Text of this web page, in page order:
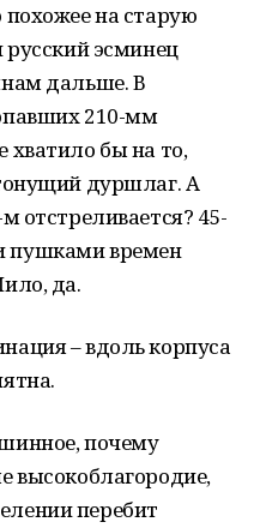
на старую
русский эсминец
дальше. В
210-мм
хватило бы на то,
дуршлаг. А
отстреливается? 45-
пушками времен
да.
– вдоль корпуса
почему
высокоблагородие,
перебит